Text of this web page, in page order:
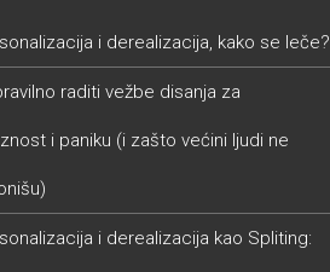
i derealizacija, kako se leče?
raditi vežbe disanja za
i paniku (i zašto većini ljudi ne
i derealizacija kao Spliting: